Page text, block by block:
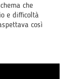
che
e difficoltà
così